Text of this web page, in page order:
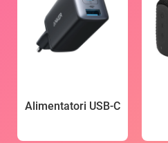
Alimentatori USB-C